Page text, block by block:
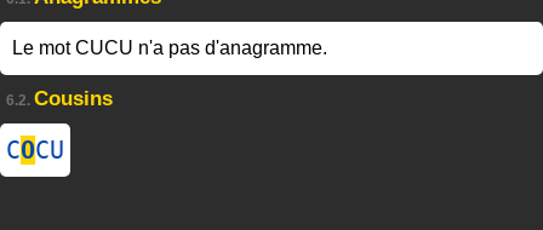
Le mot CUCU n'a pas d'anagramme.
6.2. Cousins
COCU